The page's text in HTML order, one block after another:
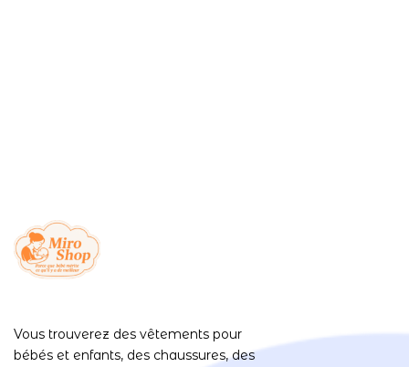
Vous trouverez des vêtements pour
bébés et enfants, des chaussures, des